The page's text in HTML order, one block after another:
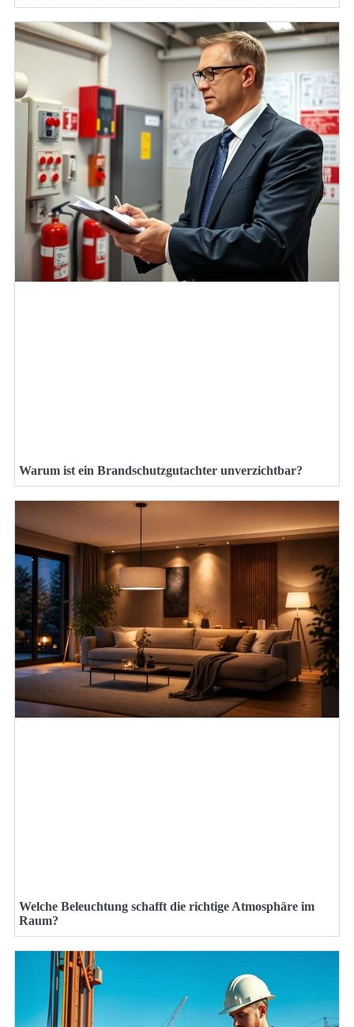
Warum ist ein Brandschutzgutachter unverzichtbar?
Welche Beleuchtung schafft die richtige Atmosphäre im
Raum?